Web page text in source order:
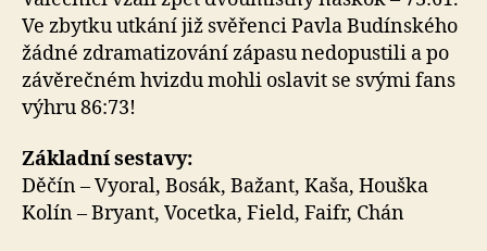
Ve zbytku utkání již svěřenci Pavla Budínského
žádné zdramatizování zápasu nedopustili a po
závěrečném hvizdu mohli oslavit se svými fans
výhru 86:73!
Základní sestavy:
Děčín – Vyoral, Bosák, Bažant, Kaša, Houška
Kolín – Bryant, Vocetka, Field, Faifr, Chán